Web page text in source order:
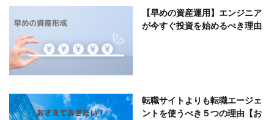
【早めの資産運用】エンジニア
が今すぐ投資を始めるべき理由
転職サイトよりも転職エージェ
ントを使うべき５つの理由【お